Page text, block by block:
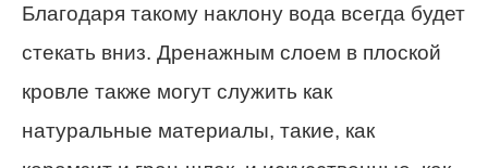
Благодаря такому наклону вода всегда будет
стекать вниз. Дренажным слоем в плоской
кровле также могут служить как
натуральные материалы, такие, как